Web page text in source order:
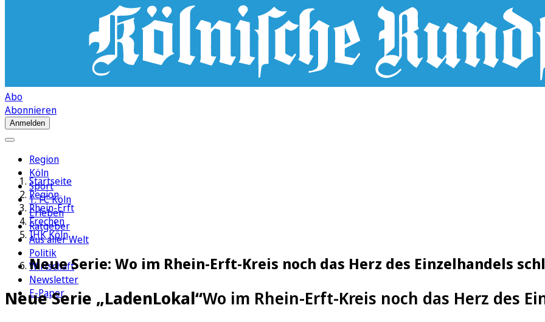
Abo
Abonnieren
Anmelden
Region
Köln
Sport
1. FC Köln
Erleben
Ratgeber
Aus aller Welt
Politik
Wirtschaft
Newsletter
E-Paper
Startseite
Region
Rhein-Erft
Frechen
IHK Köln
Neue Serie: Wo im Rhein-Erft-Kreis noch das Herz des Einzelhandels
Neue Serie „LadenLokal“Wo im Rhein-Erft-Kreis noch das Herz des